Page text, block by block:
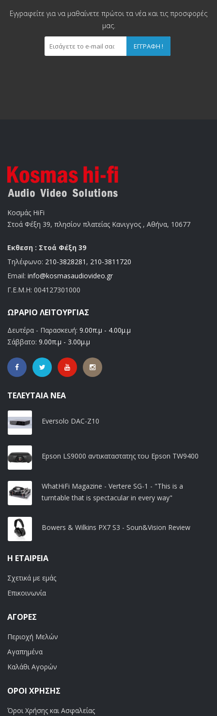
Εγγραφείτε για να μαθαίνετε πρώτοι τα νέα και τις προσφορές
μας.
ΕΓΓΡΑΦΉ !
Κοσμάς HiFi
Στοά Φέξη 39, πλησίον πλατείας Κανιγγος , Αθήνα, 10677
Εκθεση : Στοά Φέξη 39
Τηλέφωνο: 210-3828281 , 210-3811720
Email: info@kosmasaudiovideo.gr
Γ.Ε.Μ.Η: 004127301000
ΩΡΆΡΙΟ ΛΕΙΤΟΥΡΓΊΑΣ
Δευτέρα - Παρασκευή: 9.00π.μ - 4.00μ.μ
Σάββατο: 9.00π.μ - 3.00μ.μ
ΤΕΛΕΥΤΑΊΑ ΝΈΑ
Eversolo DAC-Z10
Epson LS9000 αντικαταστατης του Epson TW9400
WhatHiFi Magazine - Vertere SG-1 - "This is a
turntable that is spectacular in every way"
Bowers & Wilkins PX7 S3 - Soun&Vision Review
Η ΕΤΑΙΡΕΊΑ
Σχετικά με εμάς
Επικοινωνία
ΑΓΟΡΈΣ
Περιοχή Μελών
Αγαπημένα
Καλάθι Αγορών
ΟΡΟΙ ΧΡΗΣΗΣ
Όροι Χρήσης και Ασφαλείας